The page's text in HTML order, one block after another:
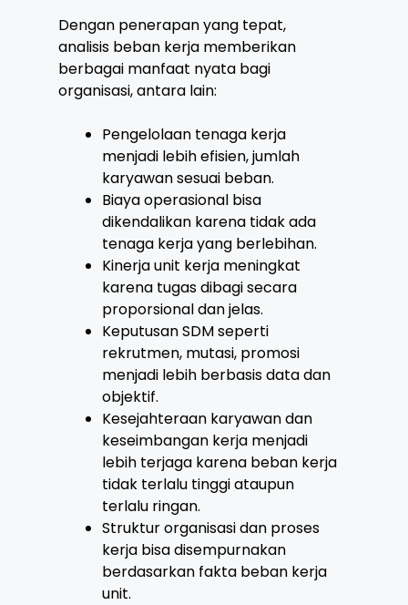
Dengan penerapan yang tepat,
analisis beban kerja memberikan
berbagai manfaat nyata bagi
organisasi, antara lain:
Pengelolaan tenaga kerja
menjadi lebih efisien, jumlah
karyawan sesuai beban.
Biaya operasional bisa
dikendalikan karena tidak ada
tenaga kerja yang berlebihan.
Kinerja unit kerja meningkat
karena tugas dibagi secara
proporsional dan jelas.
Keputusan SDM seperti
rekrutmen, mutasi, promosi
menjadi lebih berbasis data dan
objektif.
Kesejahteraan karyawan dan
keseimbangan kerja menjadi
lebih terjaga karena beban kerja
tidak terlalu tinggi ataupun
terlalu ringan.
Struktur organisasi dan proses
kerja bisa disempurnakan
berdasarkan fakta beban kerja
unit.